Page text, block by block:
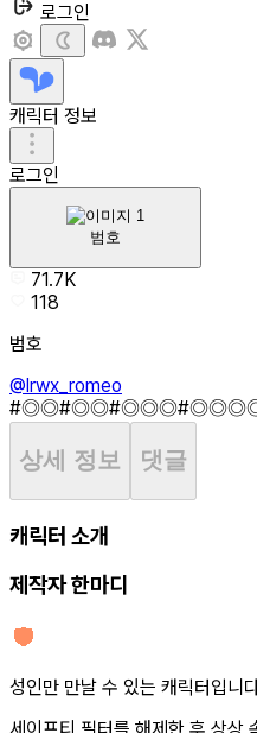
로그인
캐릭터 정보
로그인
범호
71.7K
118
범호
@lrwx_romeo
#◎◎#◎◎#◎◎◎
상세 정보 댓글
캐릭터 소개
제작자 한마디
성인만 만날 수 있는 캐릭터입니